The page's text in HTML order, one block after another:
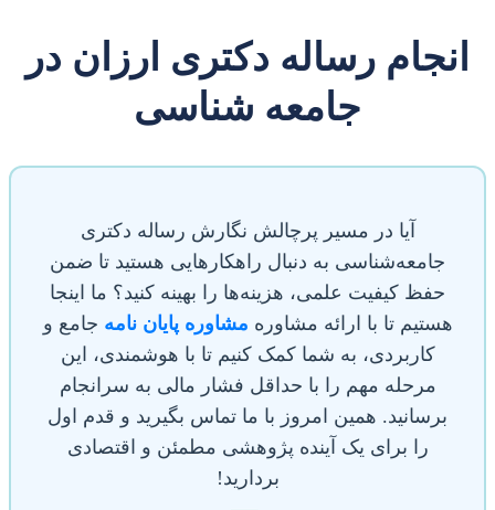
رساله دکتری ارزان در
جامعه شناسی
آیا در مسیر پرچالش نگارش رساله دکتری
جامعه‌شناسی به دنبال راهکارهایی هستید تا ضمن
حفظ کیفیت علمی، هزینه‌ها را بهینه کنید؟ ما اینجا
هستیم تا با ارائه مشاورهمشاوره پایان نامه جامع و
کاربردی، به شما کمک کنیم تا با هوشمندی، این
مرحله مهم را با حداقل فشار مالی به سرانجام
برسانید. همین امروز با ما تماس بگیرید و قدم اول
را برای یک آینده پژوهشی مطمئن و اقتصادی
بردارید!